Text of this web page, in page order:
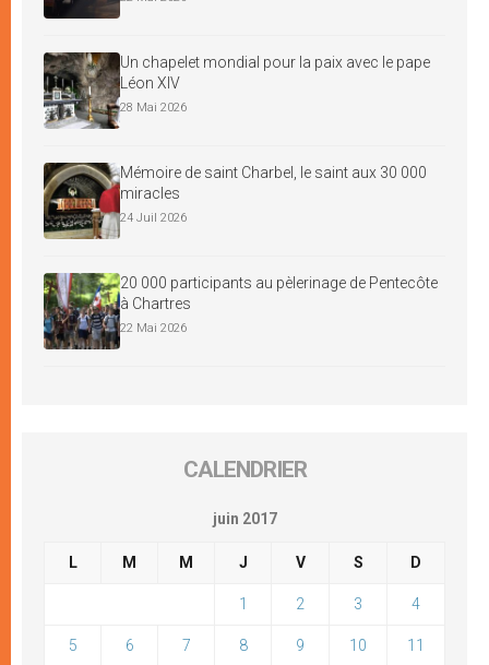
Un chapelet mondial pour la paix avec le pape
Léon XIV
28 Mai 2026
Mémoire de saint Charbel, le saint aux 30 000
miracles
24 Juil 2026
20 000 participants au pèlerinage de Pentecôte
à Chartres
22 Mai 2026
CALENDRIER
juin 2017
L M M J V S D
1 2 3 4
5 6 7 8 9 10 11